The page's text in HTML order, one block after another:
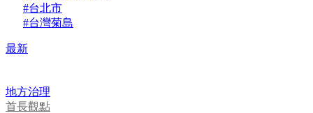
#台北市
#台灣菊島
最新
地方治理
首長觀點